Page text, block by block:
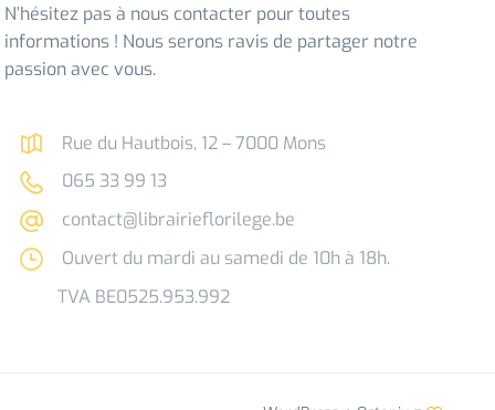
N’hésitez pas à nous contacter pour toutes
informations ! Nous serons ravis de partager notre
passion avec vous.
Rue du Hautbois, 12 – 7000 Mons
065 33 99 13
contact@librairieflorilege.be
Ouvert du mardi au samedi de 10h à 18h.
TVA BE0525.953.992